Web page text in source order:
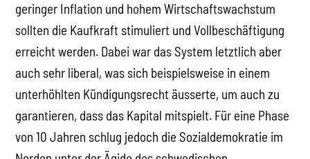
geringer Inflation und hohem Wirtschaftswachstum
sollten die Kaufkraft stimuliert und Vollbeschäftigung
erreicht werden. Dabei war das System letztlich aber
auch sehr liberal, was sich beispielsweise in einem
unterhöhlten Kündigungsrecht äusserte, um auch zu
garantieren, dass das Kapital mitspielt. Für eine Phase
von 10 Jahren schlug jedoch die Sozialdemokratie im